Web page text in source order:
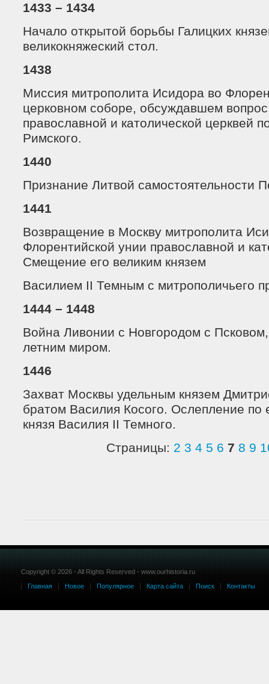
1433 – 1434
Начало открытой борьбы Галицких
великокняжеский стол.
1438
Миссия митрополита Исидора во
церковном соборе, обсуждавшем
православной и католической церквей
Римского.
1440
Признание Литвой самостоятельности
1441
Возвращение в Москву митрополита
Флорентийской унии православной и
Смещение его великим князем
Василием II Темным с митрополичьего
1444 – 1448
Война Ливонии с Новгородом с
летним миром.
1446
Захват Москвы удельным князем
братом Василия Косого. Ослепление по
князя Василия II Темного.
Страницы: 2 3 4 5 6 7 8 9
Copyright © 2026 - All Rights Reserved - www.ourhistoria.ru
Главная
Новое Популярное Карта сайта Поиск Контакты